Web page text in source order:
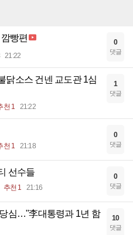
빵편
21:22
0
댓글
닭소스 건넨 교도관 1심
천 1 21:22
1
댓글
천 1 21:18
0
댓글
선수들
추천 1 21:16
0
댓글
심…"李대통령과 1년 함
10
댓글